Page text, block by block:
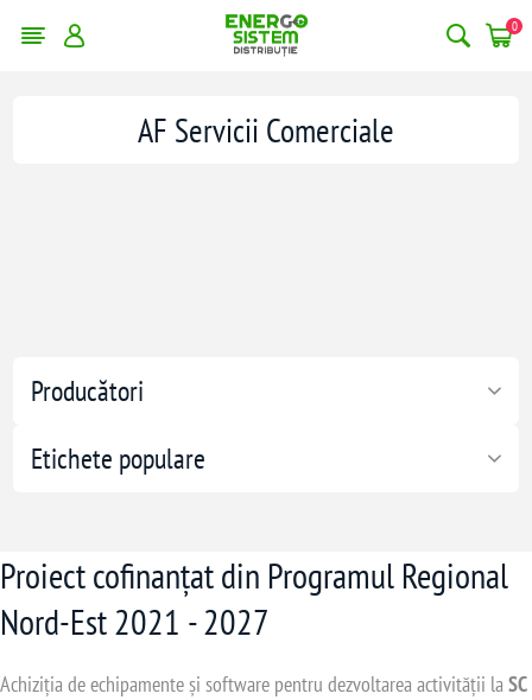
0
Producători
Etichete populare
AF Servicii Comerciale
Proiect cofinanțat din Programul Regional
Nord-Est 2021 - 2027
Achiziția de echipamente și software pentru dezvoltarea activității laSC